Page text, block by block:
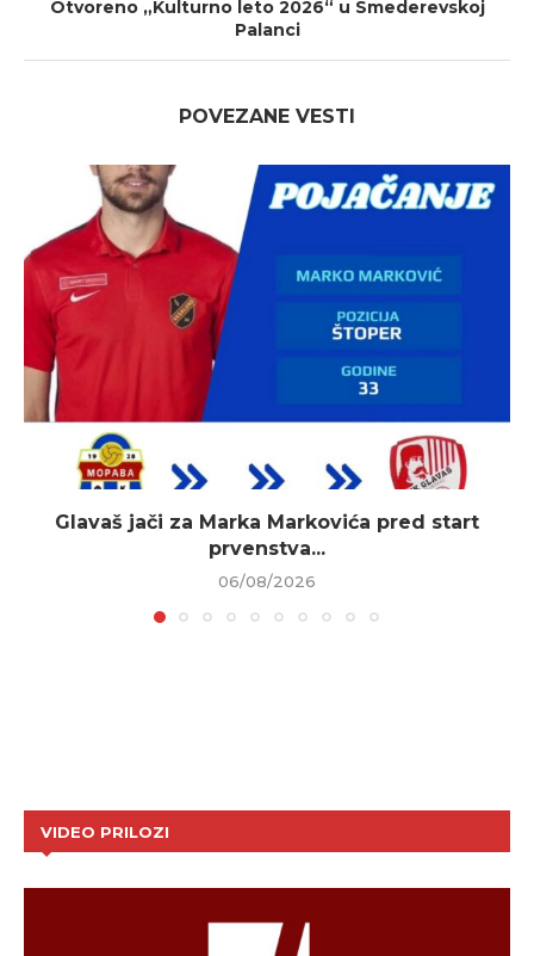
Otvoreno „Kulturno leto 2026“ u Smederevskoj
Palanci
POVEZANE VESTI
Glavaš jači za Marka Markovića pred start
prvenstva...
06/08/2026
VIDEO PRILOZI